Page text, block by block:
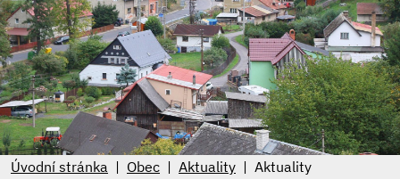
Úvodní stránka Obec Aktuality Aktuality